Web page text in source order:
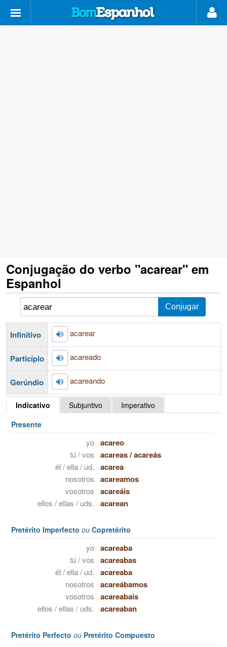
Conjugação do verbo "acarear" em
Espanhol
Infinitivo acarear
Particípio acareado
Gerúndio acareando
Indicativo Subjuntivo
Imperativo
Presente
yo acareo
tú / vos acareas/acareás
él / ella / ud. acarea
nosotros acareamos
vosotros acareáis
ellos / ellas / uds. acarean
Pretérito Imperfecto ou Copretérito
yo acareaba
tú / vos acareabas
él / ella / ud. acareaba
nosotros acareábamos
vosotros acareabais
ellos / ellas / uds. acareaban
Pretérito Perfecto ou Pretérito Compuesto